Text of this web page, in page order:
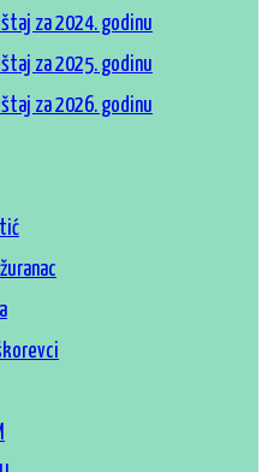
za 2024. godinu
za 2025. godinu
za 2026. godinu